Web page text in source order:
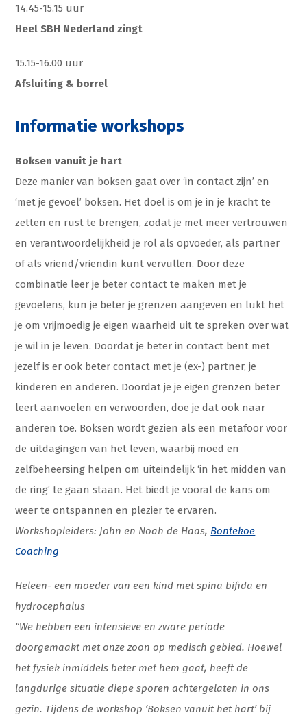
14.45-15.15 uur
Heel SBH Nederland zingt
15.15-16.00 uur
Afsluiting & borrel
Informatie workshops
Boksen vanuit je hart
Deze manier van boksen gaat over ‘in contact zijn’ en
‘met je gevoel’ boksen. Het doel is om je in je kracht te
zetten en rust te brengen, zodat je met meer vertrouwen
en verantwoordelijkheid je rol als opvoeder, als partner
of als vriend/vriendin kunt vervullen. Door deze
combinatie leer je beter contact te maken met je
gevoelens, kun je beter je grenzen aangeven en lukt het
je om vrijmoedig je eigen waarheid uit te spreken over wat
je wil in je leven. Doordat je beter in contact bent met
jezelf is er ook beter contact met je (ex-) partner, je
kinderen en anderen. Doordat je je eigen grenzen beter
leert aanvoelen en verwoorden, doe je dat ook naar
anderen toe. Boksen wordt gezien als een metafoor voor
de uitdagingen van het leven, waarbij moed en
zelfbeheersing helpen om uiteindelijk ‘in het midden van
de ring’ te gaan staan. Het biedt je vooral de kans om
weer te ontspannen en plezier te ervaren.
Workshopleiders: John en Noah de Haas, Bontekoe
Coaching
Heleen- een moeder van een kind met spina bifida en
hydrocephalus
“We hebben een intensieve en zware periode
doorgemaakt met onze zoon op medisch gebied. Hoewel
het fysiek inmiddels beter met hem gaat, heeft de
langdurige situatie diepe sporen achtergelaten in ons
gezin. Tijdens de workshop ‘Boksen vanuit het hart’ bij